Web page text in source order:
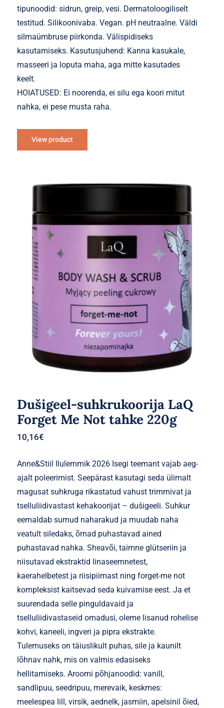
tipunoodid: sidrun, greip, vesi. Dermatoloogiliselt
testitud. Silikoonivaba. Vegan. pH neutraalne. Väldi
silmaümbruse piirkonda. Välispidiseks
kasutamiseks. Kasutusjuhend: Kanna kasukale,
masseeri ja loputa maha, aga mitte kasutades
keelt.
HOIATUSED: Ei noorenda, ei silu ega koori mitut
nahka, ei pese musta raha.
View product
Dušigeel-suhkrukoorija LaQ
Forget Me Not tahke 220g
10,16€
Anne&Stiil Ilulemmik 2026 Isegi teemant vajab aeg-
ajalt poleerimist. Seepärast kasutagi seda ülimalt
magusat suhkruga rikastatud vahust trimmivat ja
tselluliidivastast kehakoorijat – dušigeeli. Suhkur
eemaldab surnud naharakud ja muudab naha
veatult siledaks, õrnad puhastavad ained
puhastavad nahka. Sheavõi, taimne glütseriin ja
niisutavad ekstraktid linaseemnetest,
kaerahelbetest ja riisipiimast ning forget-me not
kompleksist kaitsevad seda kuivamise eest. Ja et
suurendada selle pinguldavaid ja
tselluliidivastaseid omadusi, oleme lisanud rohelise
kohvi, kaneeli, ingveri ja pipra ekstrakte.
Tulemuseks on täiuslikult puhas, sile ja kaunilt
lõhnav nahk, mis on valmis edasiseks
hellitamiseks. Aroomi põhjanoodid: vanill,
sandlipuu, seedripuu, merevaik, keskmes:
meelespea lill, virsik, aednelk, jasmiin, apelsinil õied,